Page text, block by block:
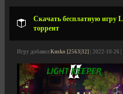
Скачать бесплатную игру
торрент
Игру добавил Kusko [2563|32] | 2022-10-26 |